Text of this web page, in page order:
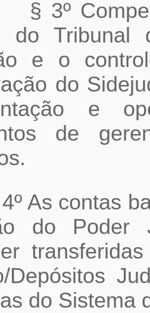
§ 3º
do
e o
do
e
de
As contas
do Poder
Depósitos
do Sistema